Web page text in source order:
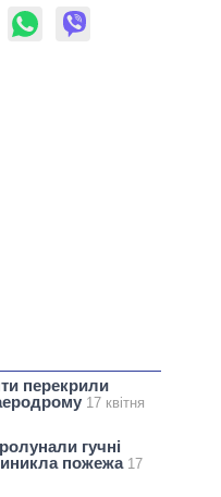
перекрили
17 квітня
гучні
пожежа 17